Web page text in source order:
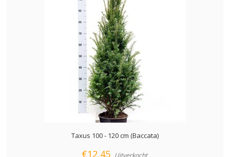
Taxus 100 - 120 cm (Baccata)
€12,45